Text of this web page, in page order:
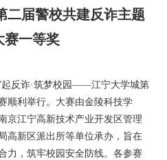
二届警校共建反诈主题
赛一等奖
起反诈·筑梦校园——江宁大学城第
顺利举行。大赛由金陵科技学
京江宁高新技术产业开发区管理
高新区派出所等单位承办，旨在
力，筑牢校园安全防线。各参赛